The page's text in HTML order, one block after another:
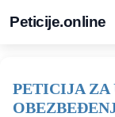
Peticije.online
PETICIJA ZA